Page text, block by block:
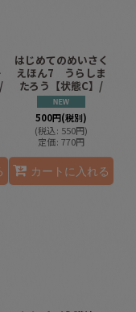
はじめてのめいさく
えほん7 うらしま
たろう【状態C】/
500円(税別)
(税込: 550円)
定価: 770円
カートに入れる